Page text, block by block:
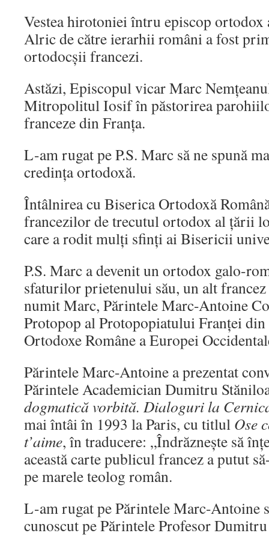
Vestea hirotoniei întru episcop
Alric de către ierarhii români a fost
ortodocșii francezi.
Astăzi, Episcopul vicar Marc
Mitropolitul Iosif în păstorirea
franceze din Franța.
L-am rugat pe P.S. Marc să ne spună
credința ortodoxă.
Întâlnirea cu Biserica Ortodoxă
francezilor de trecutul ortodox al țării
care a rodit mulți sfinți ai Bisericii
P.S. Marc a devenit un ortodox galo-
sfaturilor prietenului său, un alt
numit Marc, Părintele Marc-Antoine
Protopop al Protopopiatului Franţei
Ortodoxe Române a Europei
Părintele Marc-Antoine a prezentat
Părintele Academician Dumitru
dogmatică vorbită. Dialoguri la
mai întâi în 1993 la Paris, cu titlul Ose
t’aime, în traducere: „Îndrăznește să
această carte publicul francez a putut
pe marele teolog român.
L-am rugat pe Părintele Marc-Antoine
cunoscut pe Părintele Profesor